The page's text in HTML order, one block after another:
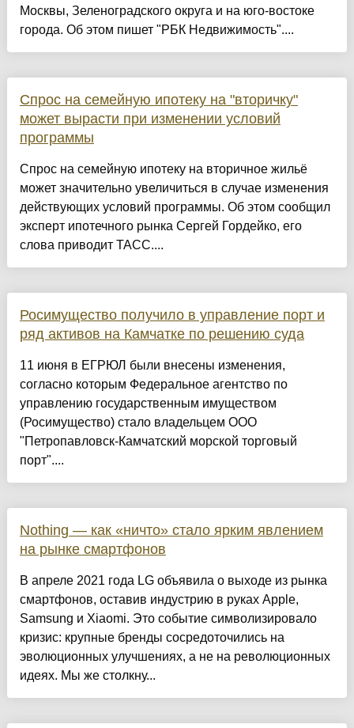
Москвы, Зеленоградского округа и на юго-востоке
города. Об этом пишет "РБК Недвижимость"....
Спрос на семейную ипотеку на "вторичку"
может вырасти при изменении условий
программы
Спрос на семейную ипотеку на вторичное жильё
может значительно увеличиться в случае изменения
действующих условий программы. Об этом сообщил
эксперт ипотечного рынка Сергей Гордейко, его
слова приводит ТАСС....
Росимущество получило в управление порт и
ряд активов на Камчатке по решению суда
11 июня в ЕГРЮЛ были внесены изменения,
согласно которым Федеральное агентство по
управлению государственным имуществом
(Росимущество) стало владельцем ООО
"Петропавловск-Камчатский морской торговый
порт"....
Nothing — как «ничто» стало ярким явлением
на рынке смартфонов
В апреле 2021 года LG объявила о выходе из рынка
смартфонов, оставив индустрию в руках Apple,
Samsung и Xiaomi. Это событие символизировало
кризис: крупные бренды сосредоточились на
эволюционных улучшениях, а не на революционных
идеях. Мы же столкну...